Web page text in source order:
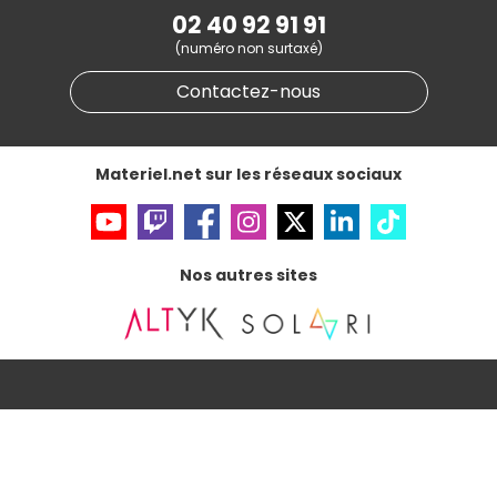
Partenariat & Sponsoring
Informations légales
Données personnellesetcookies
Gérer vos cookies
Accessibilité : non conforme
02 40 92 91 91
(numéro non surtaxé)
Contactez-nous
Materiel.net sur les réseaux sociaux
Nos autres sites